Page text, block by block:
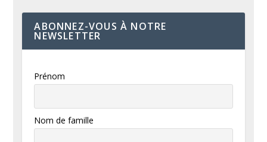
ABONNEZ-VOUS À NOTRE
NEWSLETTER
Prénom
Nom de famille